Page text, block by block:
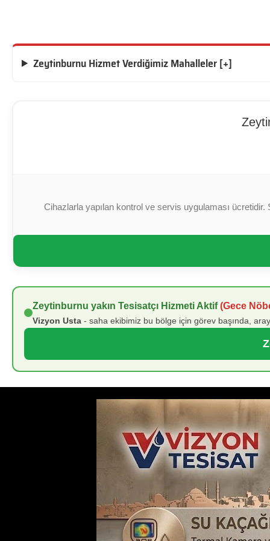
Zeytinburnu Hizmet Verdiğimiz Mahalleler [+]
Cihazlarla yapılan kontrol ve servis uygulaması
Zeytinburnu yakın Tesisatçı Hizmeti Aktif(Gece
Vizyon Usta - saha ekibimiz bu bölge için görev başında,